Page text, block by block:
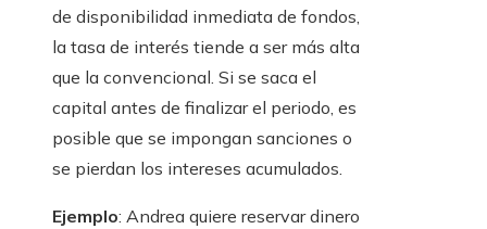
de disponibilidad inmediata de fondos,
la tasa de interés tiende a ser más alta
que la convencional. Si se saca el
capital antes de finalizar el periodo, es
posible que se impongan sanciones o
se pierdan los intereses acumulados.
Ejemplo: Andrea quiere reservar dinero